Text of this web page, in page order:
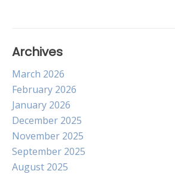
Archives
March 2026
February 2026
January 2026
December 2025
November 2025
September 2025
August 2025